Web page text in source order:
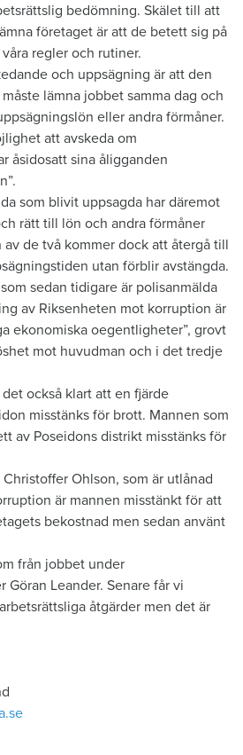
bedömning. Skälet till att
företaget är att de betett sig på
regler och rutiner.
och uppsägning är att den
lämna jobbet samma dag och
eller andra förmåner.
att avskeda om
åsidosatt sina åligganden
som blivit uppsagda har däremot
rätt till lön och andra förmåner
de två kommer dock att återgå till
utan förblir avstängda.
sedan tidigare är polisanmälda
av Riksenheten mot korruption är
ekonomiska oegentligheter”, grovt
mot huvudman och i det tredje
också klart att en fjärde
misstänks för brott. Mannen som
av Poseidons distrikt misstänks för
Ohlson, som är utlånad
är mannen misstänkt för att
bekostnad men sedan använt
från jobbet under
Göran Leander. Senare får vi
åtgärder men det är